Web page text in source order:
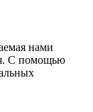
нами
С помощью